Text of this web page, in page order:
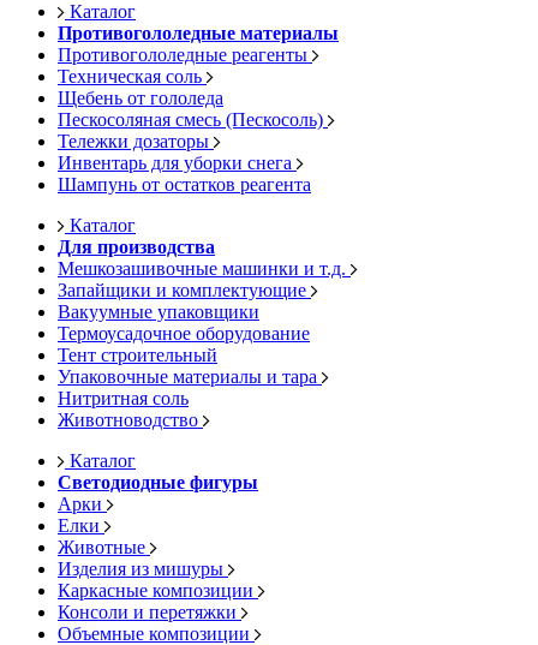
Каталог
Противогололедные материалы
Противогололедные реагенты
Техническая соль
Щебень от гололеда
Пескосоляная смесь (Пескосоль)
Тележки дозаторы
Инвентарь для уборки снега
Шампунь от остатков реагента
Каталог
Для производства
Мешкозашивочные машинки и т.д.
Запайщики и комплектующие
Вакуумные упаковщики
Термоусадочное оборудование
Тент строительный
Упаковочные материалы и тара
Нитритная соль
Животноводство
Каталог
Светодиодные фигуры
Арки
Елки
Животные
Изделия из мишуры
Каркасные композиции
Консоли и перетяжки
Объемные композиции